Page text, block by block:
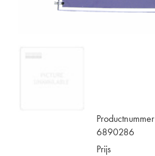
Productnummer
6890286
Prijs